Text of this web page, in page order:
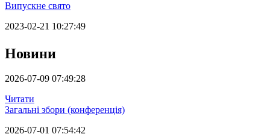
Випускне свято
2023-02-21 10:27:49
Новини
2026-07-09 07:49:28
Читати
Загальні збори (конференція)
2026-07-01 07:54:42